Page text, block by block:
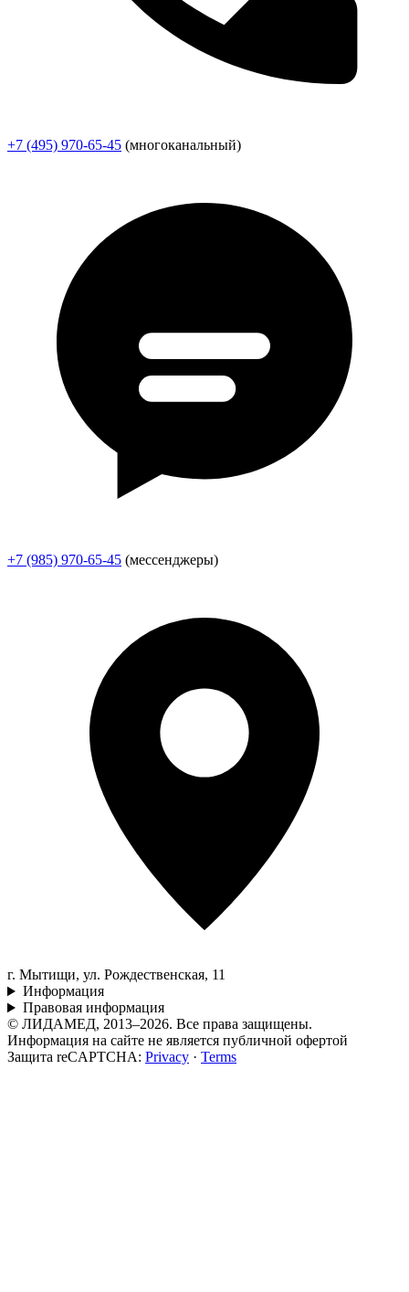
+7 (495) 970-65-45 (многоканальный)
+7 (985) 970-65-45 (мессенджеры)
г. Мытищи, ул. Рождественская, 11
Информация
Правовая информация
© ЛИДАМЕД, 2013–2026. Все права защищены.
Информация на сайте не является публичной офертой
Защита reCAPTCHA: Privacy · Terms